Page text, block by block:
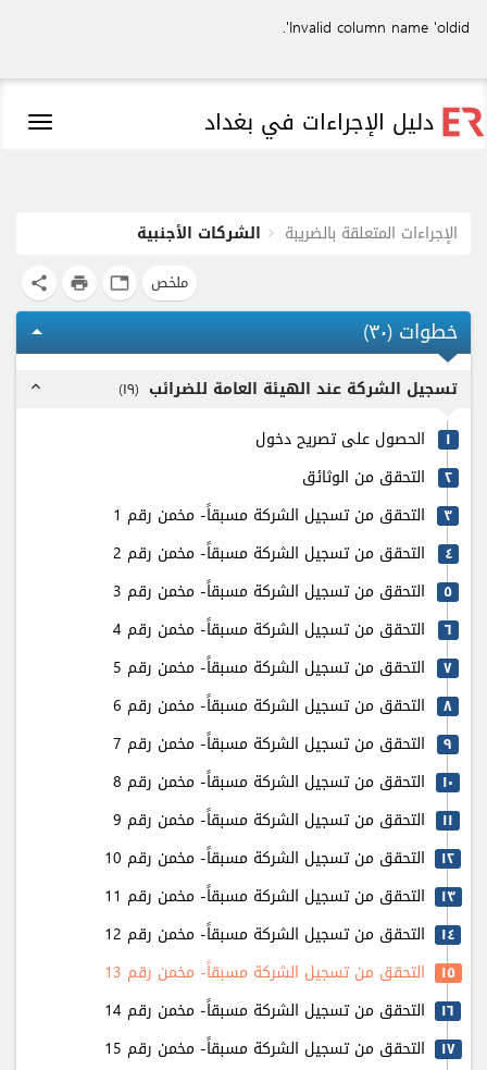
Invalid column name 'oldid'.
دليل الإجراءات في بغداد
الإجراءات المتعلقة بالضريبة الشركات الأجنبية
ملخص tab
print
share
خطوات (٣٠)
arrow_drop_up
تسجيل الشركة عند الهيئة العامة للضرائب (۱٩)
expand_less
۱ الحصول على تصريح دخول
٢ التحقق من الوثائق
٣ التحقق من تسجيل الشركة مسبقاً- مخمن رقم 1
٤ التحقق من تسجيل الشركة مسبقاً- مخمن رقم 2
٥ التحقق من تسجيل الشركة مسبقاً- مخمن رقم 3
٦ التحقق من تسجيل الشركة مسبقاً- مخمن رقم 4
٧ التحقق من تسجيل الشركة مسبقاً- مخمن رقم 5
٨ التحقق من تسجيل الشركة مسبقاً- مخمن رقم 6
٩ التحقق من تسجيل الشركة مسبقاً- مخمن رقم 7
۱٠ التحقق من تسجيل الشركة مسبقاً- مخمن رقم 8
۱۱ التحقق من تسجيل الشركة مسبقاً- مخمن رقم 9
۱٢ التحقق من تسجيل الشركة مسبقاً- مخمن رقم 10
۱٣ التحقق من تسجيل الشركة مسبقاً- مخمن رقم 11
۱٤ التحقق من تسجيل الشركة مسبقاً- مخمن رقم 12
۱٥ التحقق من تسجيل الشركة مسبقاً- مخمن رقم 13
۱٦ التحقق من تسجيل الشركة مسبقاً- مخمن رقم 14
۱٧ التحقق من تسجيل الشركة مسبقاً- مخمن رقم 15